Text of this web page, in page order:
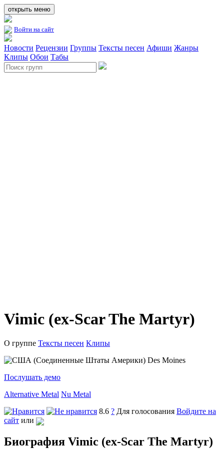
открыть меню
Войти на сайт
Новости Рецензии Группы Тексты песен Афиши Жанры
Клипы Обои Табы
Vimic (ex-Scar The Martyr)
О группе Тексты песен Клипы
Des Moines
Послушать демо
Alternative Metal Nu Metal
8.6 ? Для голосования Войдите на
сайт или
Биография Vimic (ex-Scar The Martyr)